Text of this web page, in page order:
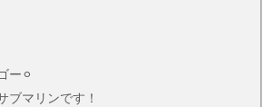
ー⚪︎
ブマリンです！